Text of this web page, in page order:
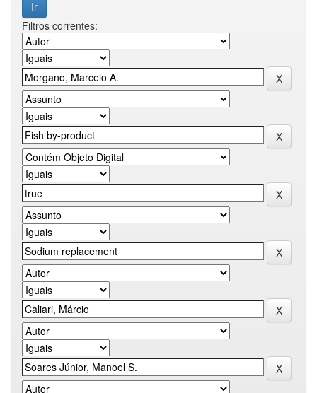
Filtros correntes: